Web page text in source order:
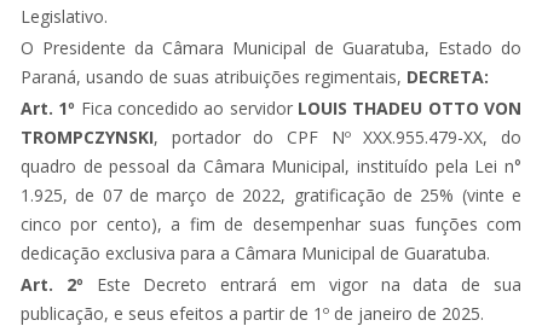
Legislativo.
O Presidente da Câmara Municipal de Guaratuba, Estado do
Paraná, usando de suas atribuições regimentais, DECRETA:
Art. 1º Fica concedido ao servidor LOUIS THADEU OTTO VON
TROMPCZYNSKI, portador do CPF Nº XXX.955.479-XX, do
quadro de pessoal da Câmara Municipal, instituído pela Lei n°
1.925, de 07 de março de 2022, gratificação de 25% (vinte e
cinco por cento), a fim de desempenhar suas funções com
dedicação exclusiva para a Câmara Municipal de Guaratuba.
Art. 2º Este Decreto entrará em vigor na data de sua
publicação, e seus efeitos a partir de 1º de janeiro de 2025.